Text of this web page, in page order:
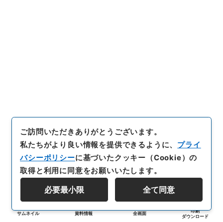
サムネイル 資料情報 全画面
印刷
ダウンロード
ご訪問いただきありがとうございます。
私たちがより良い情報を提供できるように、 プライ
バシーポリシーに基づいたクッキー（Cookie）の
取得と利用に同意をお願いいたします。
必要最小限 全て同意